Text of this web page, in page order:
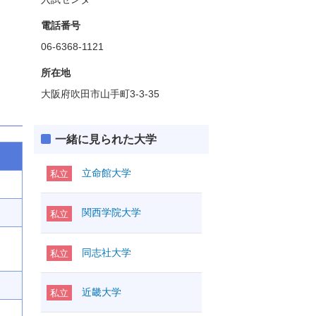
電話番号
06-6368-1121
所在地
大阪府吹田市山手町3-3-35
一緒に見られた大学
私立 立命館大学
私立 関西学院大学
私立 同志社大学
私立 近畿大学